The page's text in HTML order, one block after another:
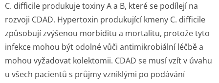
C. difficile produkuje toxiny A a B, které se podílejí na
rozvoji CDAD. Hypertoxin produkující kmeny C. difficile
způsobují zvýšenou morbiditu a mortalitu, protože tyto
infekce mohou být odolné vůči antimikrobiální léčbě a
mohou vyžadovat kolektomii. CDAD se musí vzít v úvahu
u všech pacientů s průjmy vzniklými po podávání